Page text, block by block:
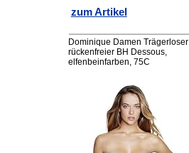
zum Artikel
Dominique Damen Trägerloser
rückenfreier BH Dessous,
elfenbeinfarben, 75C